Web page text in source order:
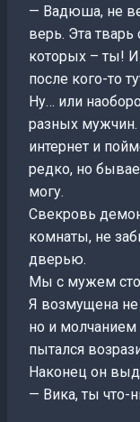
— Вадюша, не
верь. Эта
которых – ты! И
после кого-то
Ну… или
разных мужчин.
интернет и
редко, но
могу.
Свекровь
комнаты, не
дверью.
Мы с мужем
Я возмущена не
но и
пытался
Наконец он
— Вика, ты что-